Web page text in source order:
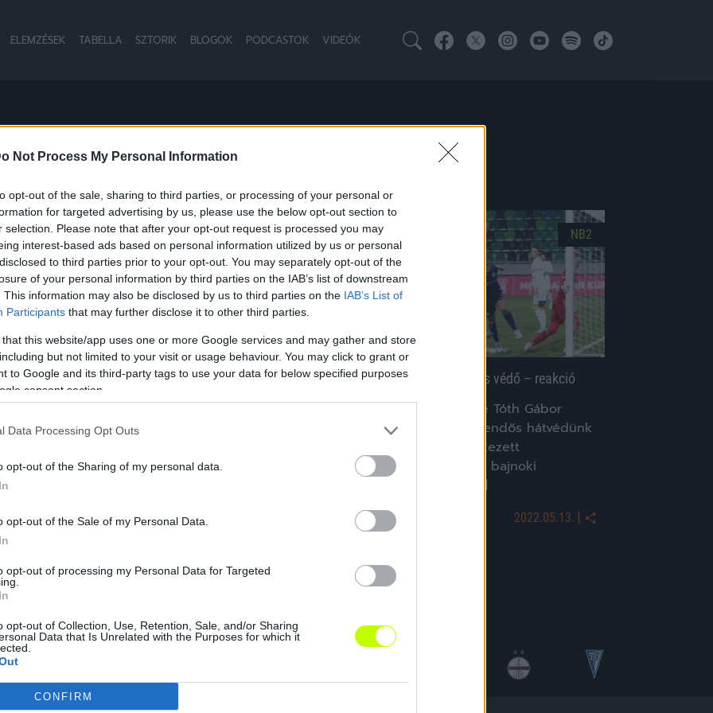
Not Process My Personal Information
opt-out of the sale, sharing to third parties, or processing of your personal or
for targeted advertising by us, please use the below opt-out section to
selection. Please note that after your opt-out request is processed you may
interest-based ads based on personal information utilized by us or personal
to third parties prior to your opt-out. You may separately opt-out of the
of your personal information by third parties on the IAB’s list of downstream
This information may also be disclosed by us to third parties on the IAB’s List of
Participants that may further disclose it to other third parties.
that this website/app uses one or more Google services and may gather and store
but not limited to your visit or usage behaviour. You may click to grant or
to Google and its third-party tags to use your data for below specified purposes
consent section.
Data Processing Opt Outs
opt-out of the Sharing of my personal data.
opt-out of the Sale of my Personal Data.
opt-out of processing my Personal Data for Targeted
opt-out of Collection, Use, Retention, Sale, and/or Sharing
Data that Is Unrelated with the Purposes for which it
consentsCONFIRM
ELEMZÉSEK TABELLA SZTORIK BLOGOK PODCASTOK VIDEÓK
Hírek
Paks: Bognár György egykori csapatától
érkezett kapus
A Paksban folytatja a karrierjét Tóth
jelentette be a hivatalos oldalán. A
NB2
Szeged: távozik a rutinos védő – reakció
A Szeged közleménye Tóth Gábor
távozásáról: "35 esztendős hátvédünk
2015 februárjában érkezett
klubunkhoz, azóta 127 bajnoki
mérkőzésen 11 gólt […]
2022.05.13. |